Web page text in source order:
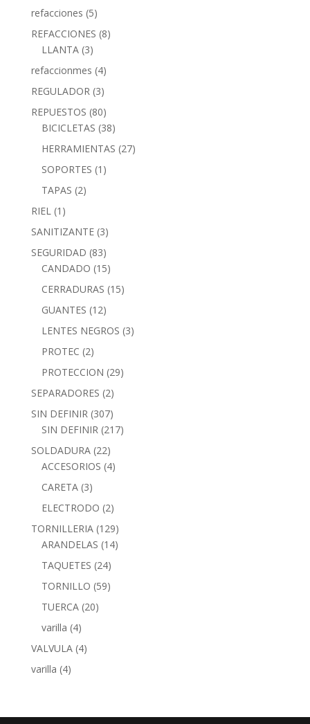
refacciones (5)
REFACCIONES (8)
LLANTA (3)
refaccionmes (4)
REGULADOR (3)
REPUESTOS (80)
BICICLETAS (38)
HERRAMIENTAS (27)
SOPORTES (1)
TAPAS (2)
RIEL (1)
SANITIZANTE (3)
SEGURIDAD (83)
CANDADO (15)
CERRADURAS (15)
GUANTES (12)
LENTES NEGROS (3)
PROTEC (2)
PROTECCION (29)
SEPARADORES (2)
SIN DEFINIR (307)
SIN DEFINIR (217)
SOLDADURA (22)
ACCESORIOS (4)
CARETA (3)
ELECTRODO (2)
TORNILLERIA (129)
ARANDELAS (14)
TAQUETES (24)
TORNILLO (59)
TUERCA (20)
varilla (4)
VALVULA (4)
varilla (4)